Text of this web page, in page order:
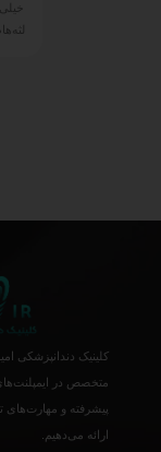
کلینیک دندانپزشکی
متخصص در
پیشرفته و مهارت‌های
ارائه می‌دهیم.